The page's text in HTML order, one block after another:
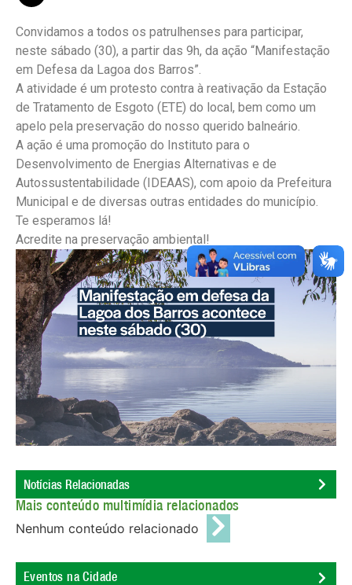
Convidamos a todos os patrulhenses para participar,
neste sábado (30), a partir das 9h, da ação “Manifestação
em Defesa da Lagoa dos Barros”.
A atividade é um protesto contra à reativação da Estação
de Tratamento de Esgoto (ETE) do local, bem como um
apelo pela preservação do nosso querido balneário.
A ação é uma promoção do Instituto para o
Desenvolvimento de Energias Alternativas e de
Autossustentabilidade (IDEAAS), com apoio da Prefeitura
Municipal e de diversas outras entidades do município.
Te esperamos lá!
Acredite na preservação ambiental!
Notícias Relacionadas
Mais conteúdo multimídia relacionados
Nenhum conteúdo relacionado
Eventos na Cidade